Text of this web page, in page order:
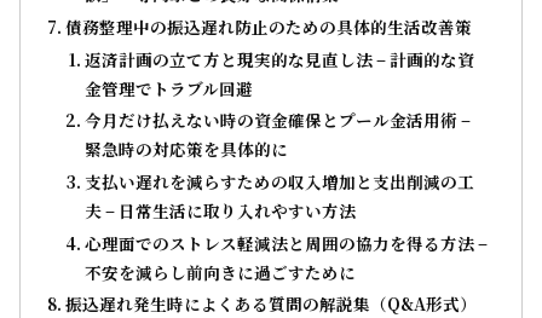
債務整理中の振込遅れ防止のための具体的生活改善策
返済計画の立て方と現実的な見直し法 – 計画的な資
金管理でトラブル回避
今月だけ払えない時の資金確保とプール金活用術 –
緊急時の対応策を具体的に
支払い遅れを減らすための収入増加と支出削減の工
夫 – 日常生活に取り入れやすい方法
心理面でのストレス軽減法と周囲の協力を得る方法 –
不安を減らし前向きに過ごすために
振込遅れ発生時によくある質問の解説集（Q&A形式）